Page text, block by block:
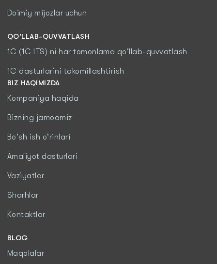
Doimiy mijozlar uchun
QO'LLAB-QUVVATLASH
1C (1C ITS) ni har tomonlama qo'llab-quvvatlash
1C dasturlarini takomillashtirish
BIZ HAQIMIZDA
Kompaniya haqida
Bizning jamoamiz
Bo'sh ish o'rinlari
Amaliyot dasturlari
Vaziyatlar
Sharhlar
Kontaktlar
BLOG
Maqolalar